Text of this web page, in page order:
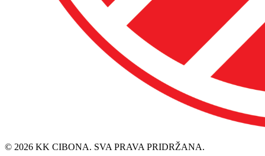
© 2026 KK CIBONA. SVA PRAVA PRIDRŽANA.